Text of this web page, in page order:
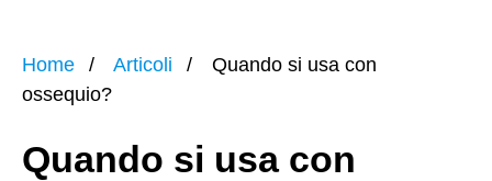
Home Articoli
Quando si usa con
ossequio?
Quando si usa con